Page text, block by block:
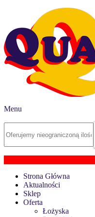
Menu
Strona Główna
Aktualności
Sklep
Oferta
Łożyska